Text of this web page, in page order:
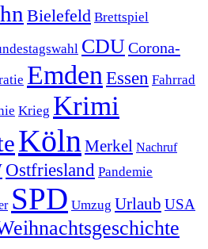
Bielefeld Brettspiel
CDUCorona-
EmdenEssen Fahrrad
Krieg Krimi
KölnMerkel Nachruf
Ostfriesland Pandemie
SPD Umzug Urlaub USA